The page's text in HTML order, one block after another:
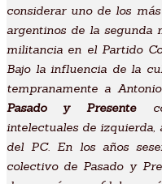
considerar uno de los
argentinos de la
militancia en el Partido
Bajo la influencia de la
tempranamente a
Pasado y Presente
intelectuales de
del PC. En los años
colectivo de Pasado y